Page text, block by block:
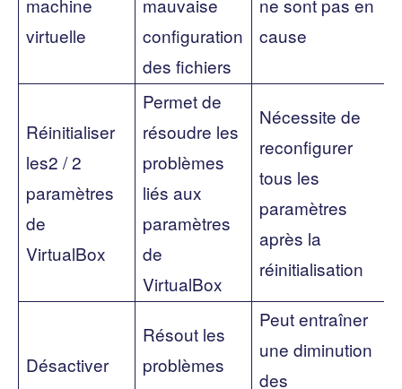
machine
virtuelle
mauvaise
configuration
des fichiers
ne sont pas en
cause
Réinitialiser
les2 / 2
paramètres
de
VirtualBox
Permet de
résoudre les
problèmes
liés aux
paramètres
de
VirtualBox
Nécessite de
reconfigurer
tous les
paramètres
après la
réinitialisation
Désactiver
Résout les
problèmes
Peut entraîner
une diminution
des